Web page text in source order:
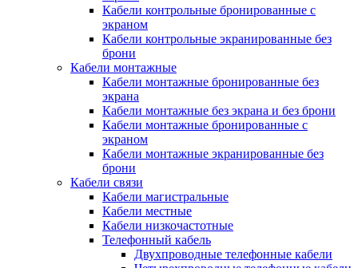
Кабели контрольные бронированные с
экраном
Кабели контрольные экранированные без
брони
Кабели монтажные
Кабели монтажные бронированные без
экрана
Кабели монтажные без экрана и без брони
Кабели монтажные бронированные с
экраном
Кабели монтажные экранированные без
брони
Кабели связи
Кабели магистральные
Кабели местные
Кабели низкочастотные
Телефонный кабель
Двухпроводные телефонные кабели